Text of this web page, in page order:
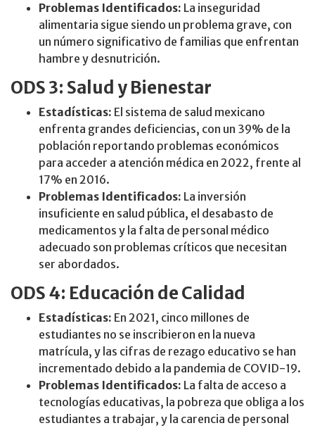
Problemas Identificados: La inseguridad
alimentaria sigue siendo un problema grave, con
un número significativo de familias que enfrentan
hambre y desnutrición.
ODS 3: Salud y Bienestar
Estadísticas: El sistema de salud mexicano
enfrenta grandes deficiencias, con un 39% de la
población reportando problemas económicos
para acceder a atención médica en 2022, frente al
17% en 2016.
Problemas Identificados: La inversión
insuficiente en salud pública, el desabasto de
medicamentos y la falta de personal médico
adecuado son problemas críticos que necesitan
ser abordados.
ODS 4: Educación de Calidad
Estadísticas: En 2021, cinco millones de
estudiantes no se inscribieron en la nueva
matrícula, y las cifras de rezago educativo se han
incrementado debido a la pandemia de COVID-19.
Problemas Identificados: La falta de acceso a
tecnologías educativas, la pobreza que obliga a los
estudiantes a trabajar, y la carencia de personal